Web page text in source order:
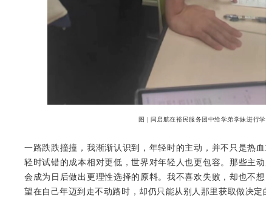
图 | 闫启航在裕民服务团中给学弟学妹进行学
一路跌跌撞撞，我渐渐认识到，年轻时的主动，并不只是热血
轻时试错的成本相对更低，世界对年轻人也更包容。那些主动
会成为日后做出更理性选择的原料。我不喜欢失败，却也不想
望在自己年迈到走不动路时，却仍只能从别人那里获取做决定